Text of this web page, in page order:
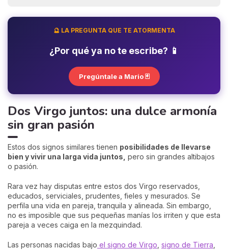
🔮 LA PREGUNTA QUE TE ATORMENTA
¿Por qué ya no te escribe? 📱
Pregúntale a Mario 🃏
Dos Virgo juntos: una dulce armonía
sin gran pasión
Estos dos signos similares tienen posibilidades de llevarse
bien y vivir una larga vida juntos, pero sin grandes altibajos
o pasión.
Rara vez hay disputas entre estos dos Virgo reservados,
educados, serviciales, prudentes, fieles y mesurados. Se
perfila una vida en pareja, tranquila y alineada. Sin embargo,
no es imposible que sus pequeñas manías los irriten y que esta
pareja a veces caiga en la mezquindad.
Las personas nacidas bajo el signo de Virgo signo de Tierra